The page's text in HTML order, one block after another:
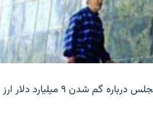
بانک مرکزی ایران روز جمعه با انتشار اطلاعیه‌ای، گفته‌های یک نماینده مجلس درباره گم شدن ۹ میلیارد دلار ارز